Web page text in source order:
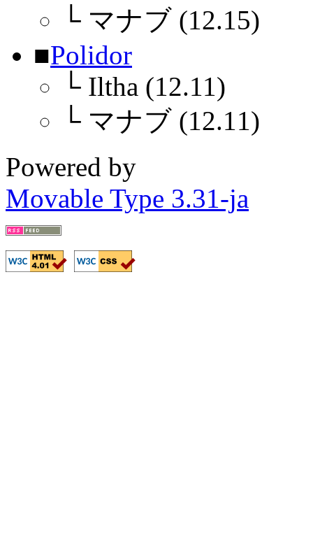
└ マナブ (12.15)
■Polidor
└ Iltha (12.11)
└ マナブ (12.11)
Powered by
Movable Type 3.31-ja